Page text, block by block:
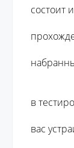
состоит
в
вас